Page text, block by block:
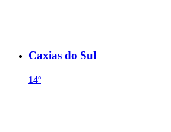
Caxias do Sul
14º